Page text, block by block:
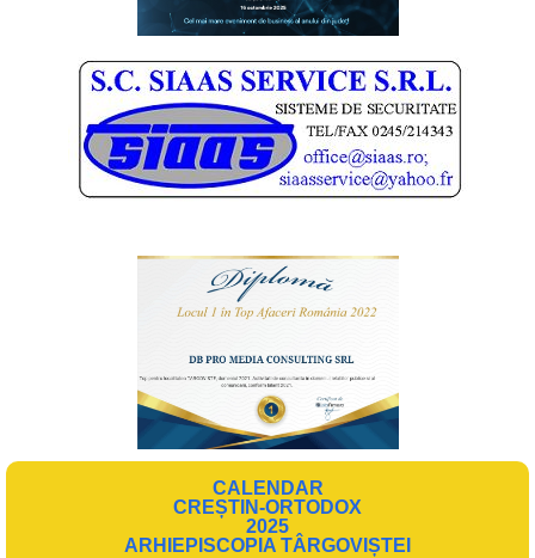
CALENDAR
CREȘTIN-ORTODOX
2025
ARHIEPISCOPIA TÂRGOVIȘTEI